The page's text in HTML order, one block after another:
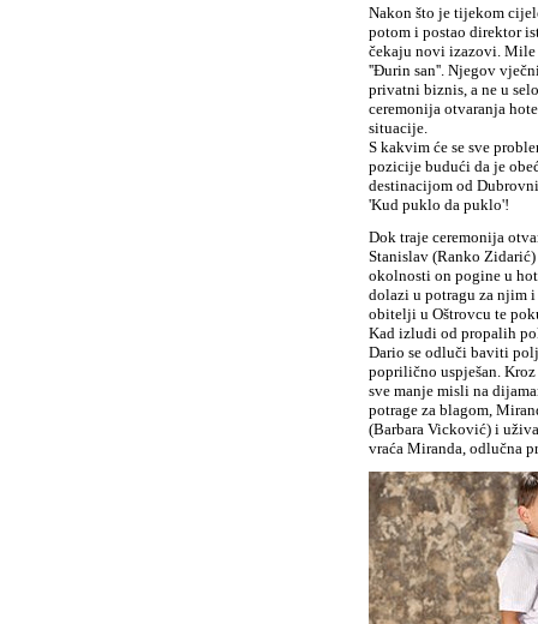
Nakon što je tijekom
potom i postao direktor
čekaju novi izazovi.
''Đurin san''. Njegov
privatni biznis, a ne u
ceremonija otvaranja
situacije.
S kakvim će se sve
pozicije budući da je
destinacijom od
'Kud puklo da puklo'!
Dok traje ceremonija
Stanislav (Ranko
okolnosti on pogine u
dolazi u potragu za njim i
obitelji u Oštrovcu te
Kad izludi od propalih
Dario se odluči baviti
poprilično uspješan.
sve manje misli na
potrage za blagom,
(Barbara Vicković) i
vraća Miranda, odlučna